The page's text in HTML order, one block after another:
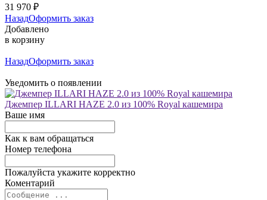
31 970 ₽
НазадОформить заказ
Добавлено
в корзину
НазадОформить заказ
Уведомить о появлении
Джемпер ILLARI HAZE 2.0 из 100% Royal кашемира
Ваше имя
Как к вам обращаться
Номер телефона
Пожалуйста укажите корректно
Коментарий